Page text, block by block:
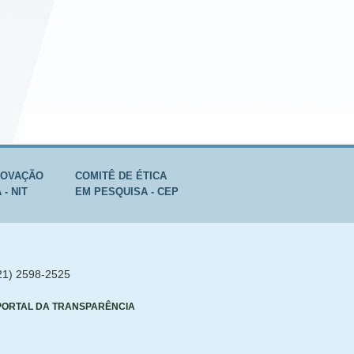
- NIT
COMITÊ DE ÉTICA
EM PESQUISA - CEP
2598-2525
DA TRANSPARÊNCIA